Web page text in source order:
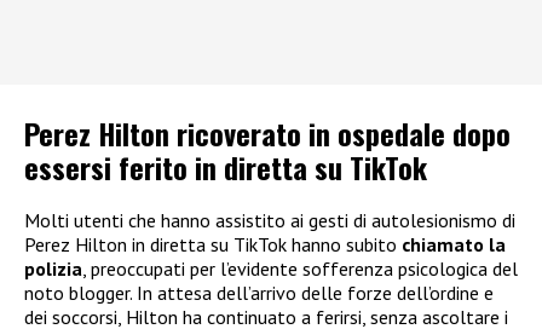
Perez Hilton ricoverato in ospedale dopo
essersi ferito in diretta su TikTok
Molti utenti che hanno assistito ai gesti di autolesionismo di
Perez Hilton in diretta su TikTok hanno subito chiamato la
polizia, preoccupati per l’evidente sofferenza psicologica del
noto blogger. In attesa dell’arrivo delle forze dell’ordine e
dei soccorsi, Hilton ha continuato a ferirsi, senza ascoltare i